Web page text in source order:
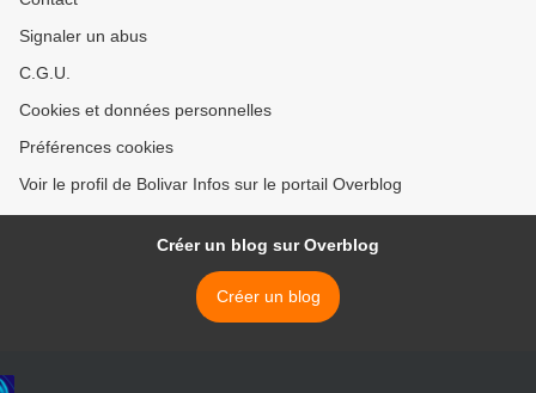
Signaler un abus
C.G.U.
Cookies et données personnelles
Préférences cookies
Voir le profil de Bolivar Infos sur le portail Overblog
Créer un blog sur Overblog
Créer un blog